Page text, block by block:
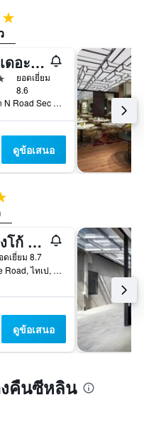
ว
โรงแรมเดอะ แกรนด์
ยอดเยี่ยม
8.6
1 Zhongshan N Road Sec 4, ไทเป, ไต้หวัน
ดูข้อเสนอ
เดอะแทงโก้ ไทเป เจียนถัน
ดเยี่ยม 8.7
No 16-6, Jihe Road, ไทเป, ไต้หวัน
ดูข้อเสนอ
คืนซีหลิน